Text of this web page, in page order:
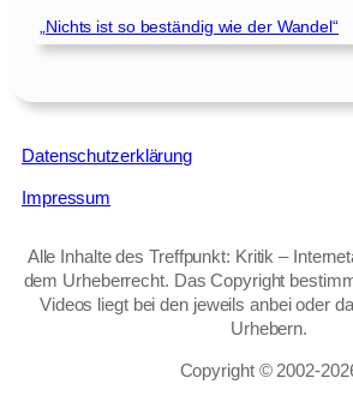
„Nichts ist so beständig wie der Wandel“
Datenschutzerklärung
Impressum
Alle Inhalte des Treffpunkt: Kritik –
dem Urheberrecht. Das Copyright
Videos liegt bei den jeweils anbei oder
Urhebern.
Copyright ©